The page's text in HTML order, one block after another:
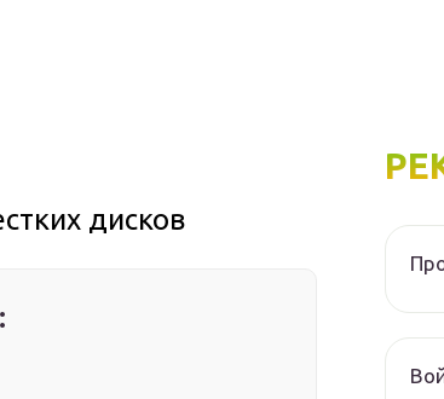
дисков